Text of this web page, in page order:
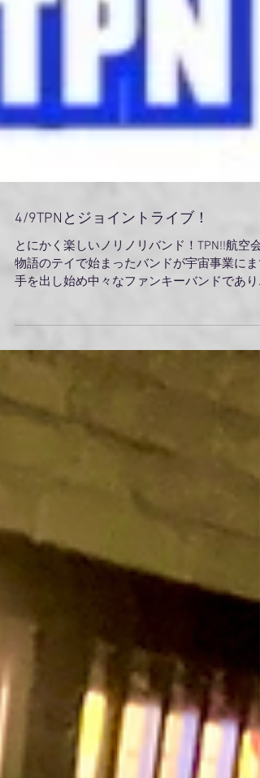
4/9TPNとジョイントライブ！
物語のテイで始まったバンドが宇宙事業にま
手を出し始め中々なファンキーバンドであり
す！是非体感しにきてね！4/9だよー！茅ヶ崎
studio ONEだよー、待ってるよー！^_^。更に
になった方は5/5江ノ島虎丸座にて、ご搭乗...